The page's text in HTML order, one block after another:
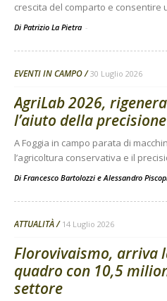
crescita del comparto e consentire
Di Patrizio La Pietra -
EVENTI IN CAMPO 30 Luglio 2026
AgriLab 2026,
l’aiuto della precisione
A Foggia in campo parata di
l’agricoltura conservativa e il
Di Francesco Bartolozzi eAlessandro
ATTUALITÀ 14 Luglio 2026
Florovivaismo, arriva
quadro con 10,5
settore